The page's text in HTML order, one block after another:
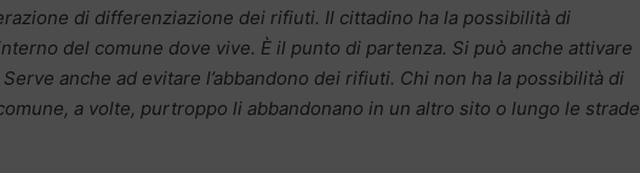
di differenziazione dei rifiuti. Il cittadino ha la possibilità di
del comune dove vive. È il punto di partenza. Si può anche attivare
anche ad evitare l’abbandono dei rifiuti. Chi non ha la possibilità di
a volte, purtroppo li abbandonano in un altro sito o lungo le strade